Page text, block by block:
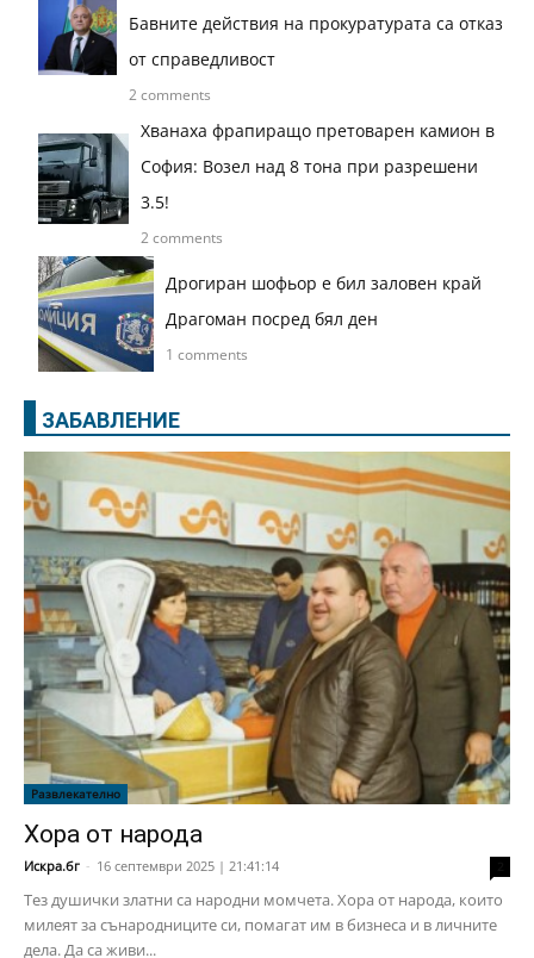
Бавните действия на прокуратурата са отказ
от справедливост
2 comments
Хванаха фрапиращо претоварен камион в
София: Возел над 8 тона при разрешени
3.5!
2 comments
Дрогиран шофьор е бил заловен край
Драгоман посред бял ден
1 comments
ЗАБАВЛЕНИЕ
Развлекателно
Хора от народа
Искра.бг - 16 септември 2025 | 21:41:14
Тез душички златни са народни момчета. Хора от народа, които
милеят за сънародниците си, помагат им в бизнеса и в личните
дела. Да са живи...